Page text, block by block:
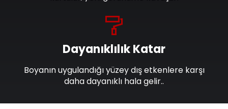
Dayanıklılık Katar
Boyanın uygulandığı yüzey dış etkenlere karşı
daha dayanıklı hala gelir..